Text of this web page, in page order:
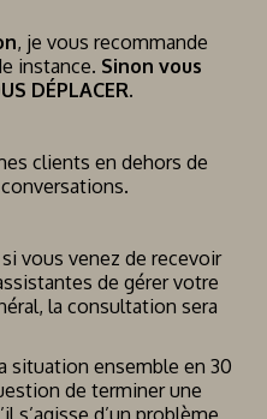
, je vous recommande
instance. Sinon vous
DÉPLACER.
clients en dehors de
vous venez de recevoir
de gérer votre
la consultation sera
situation ensemble en 30
de terminer une
s’agisse d’un problème